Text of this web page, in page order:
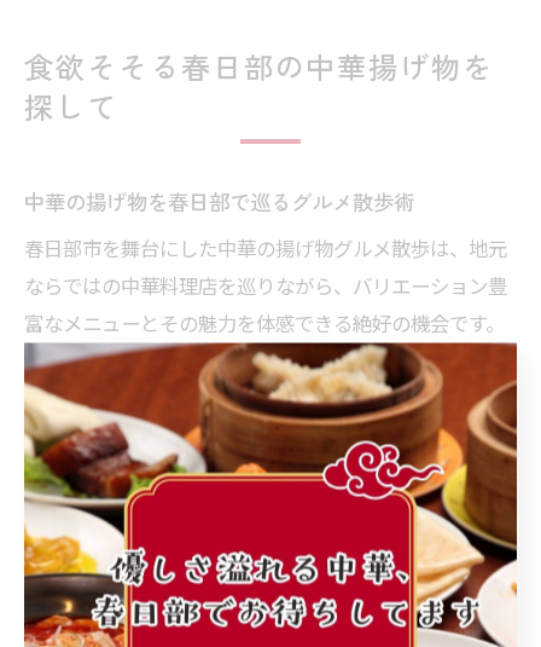
食欲そそる春日部の中華揚げ物を
探して
中華の揚げ物を春日部で巡るグルメ散歩術
春日部市を舞台にした中華の揚げ物グルメ散歩は、地元
ならではの中華料理店を巡りながら、バリエーション豊
富なメニューとその魅力を体感できる絶好の機会です。
特に春日部は、駅周辺や住宅街に個性豊かな中華店舗が
点在しており、徒歩で気軽に複数の店を巡ることができ
ます。
グルメ散歩のポイントは、店舗ごとの揚げ物の特徴や調
理法の違いを味わうことです。例えば、定番の春巻や唐
揚げはもちろん、地元野菜を使ったオリジナルの揚げ物
や、季節ごとに変わる限定メニューなど、食べ比べも楽
しみの一つです。家族や友人と一緒に、シェアしながら